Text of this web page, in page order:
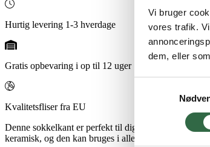
Vi bruger
vores trafik.
dem, eller
Hurtig levering 1-3 hverdage
Gratis opbevaring i op til 12 uger
Kvalitetsfliser fra EU
Denne sokkelkant er perfekt til dig, som søger en
keramisk, og den kan bruges i alle husets rum som